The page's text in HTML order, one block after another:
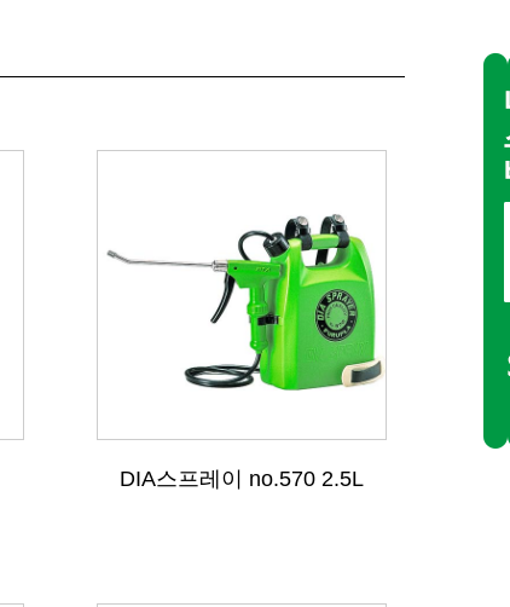
DIA스프레이 no.570 2.5L